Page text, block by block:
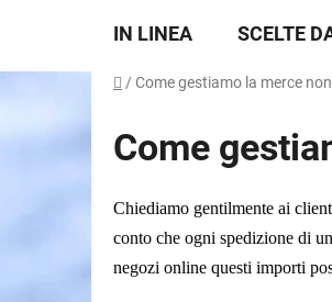
IN LINEA SCELTE
Casa
/ Come gestiamo la merce
Come
Chiediamo gentilmente ai
conto che ogni spedizione di
negozi online questi importi